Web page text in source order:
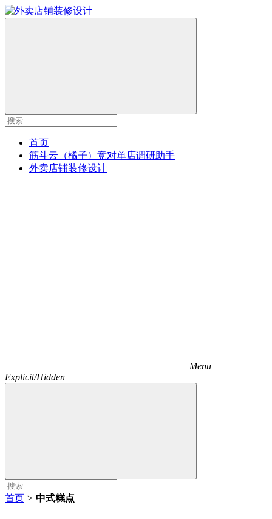
首页
筋斗云（橘子）竞对单店调研助手
外卖店铺装修设计
Menu
Explicit/Hidden
首页 > 中式糕点